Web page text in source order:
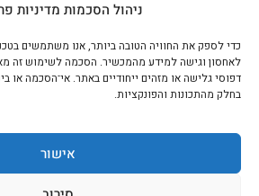
ניהול הסכמות מדיניות
לאחסון וגישה למידע מהמכשיר. הסכמה לשימוש זה
דפוסי גלישה או מזהים ייחודיים באתר. אי־הסכמה או
בחלק מהתכונות והפונקציות.
אישור
אצות
בריאות מהחי
הרשמה לניוזלטר
פרסמו אצלנו